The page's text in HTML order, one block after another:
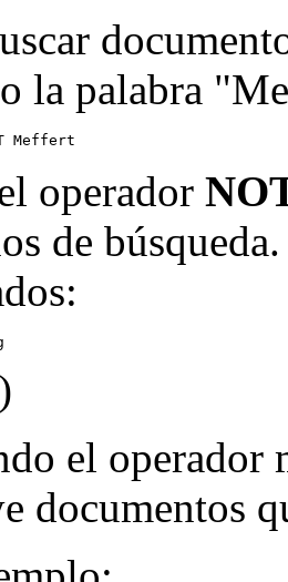
la palabra
Meffert
operador
de
el operador
documentos